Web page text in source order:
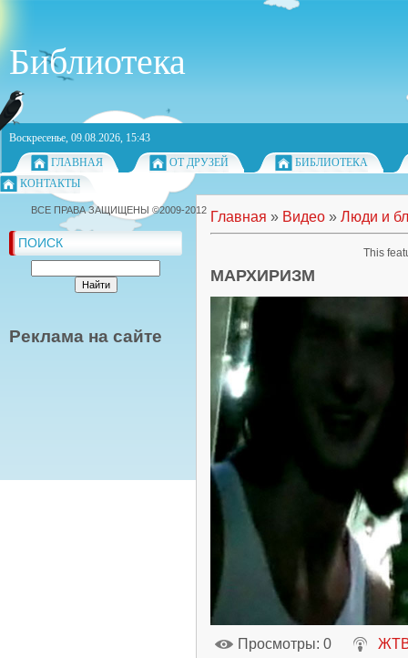
Библиотека
Воскресенье, 09.08.2026, 15:43
ГЛАВНАЯ
ОТ ДРУЗЕЙ
БИБЛИОТЕКА
КОНТАКТЫ
ПОИСК
Реклама на сайте
Главная » Видео » Люди и
МАРХИРИЗМ
Просмотры: 0
ВСЕ ПРАВА ЗАЩИЩЕНЫ ©2009-2012
This